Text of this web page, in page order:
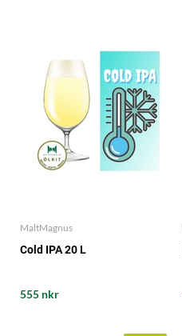
MaltMagnus
Cold IPA 20 L
555 nkr